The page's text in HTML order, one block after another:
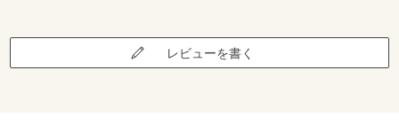
レビューを書く